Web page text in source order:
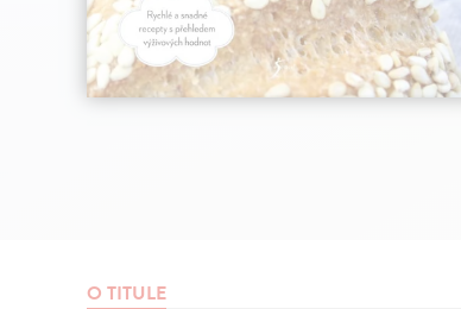
O TITULE